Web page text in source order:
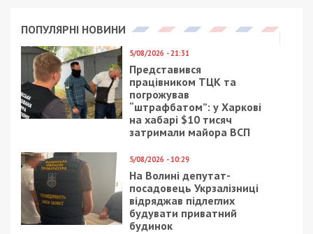
ПОПУЛЯРНІ НОВИНИ
5/08/2026 - 21:31
Представився
працівником ТЦК та
погрожував
“штрафбатом”: у Харкові
на хабарі $10 тисяч
затримали майора ВСП
5/08/2026 - 10:29
На Волині депутат-
посадовець Укрзалізниці
відряджав підлеглих
будувати приватний
будинок